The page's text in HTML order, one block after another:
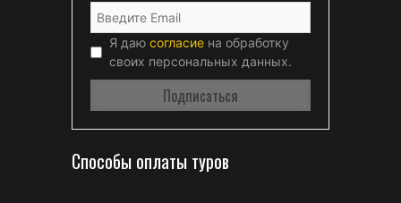
Я даю согласие на обработку
своих персональных данных.
Способы оплаты туров